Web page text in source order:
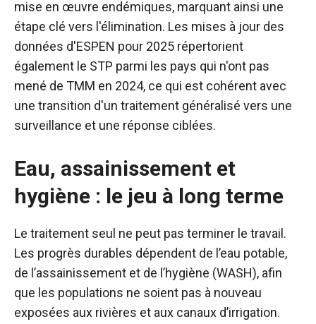
mise en œuvre endémiques, marquant ainsi une
étape clé vers l'élimination. Les mises à jour des
données d'ESPEN pour 2025 répertorient
également le STP parmi les pays qui n'ont pas
mené de TMM en 2024, ce qui est cohérent avec
une transition d'un traitement généralisé vers une
surveillance et une réponse ciblées.
Eau, assainissement et
hygiène : le jeu à long terme
Le traitement seul ne peut pas terminer le travail.
Les progrès durables dépendent de l’eau potable,
de l’assainissement et de l’hygiène (WASH), afin
que les populations ne soient pas à nouveau
exposées aux rivières et aux canaux d’irrigation.